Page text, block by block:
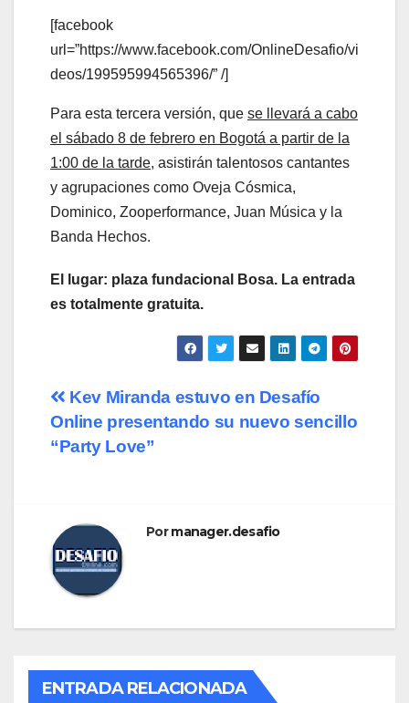
[facebook
url=”https://www.facebook.com/OnlineDesafio/vi
deos/199595994565396/” /]
Para esta tercera versión, que se llevará a cabo
el sábado 8 de febrero en Bogotá a partir de la
1:00 de la tarde, asistirán talentosos cantantes
y agrupaciones como Oveja Cósmica,
Dominico, Zooperformance, Juan Música y la
Banda Hechos.
El lugar: plaza fundacional Bosa. La entrada
es totalmente gratuita.
Navegación
de
Kev Miranda estuvo en Desafío
Online presentando su nuevo sencillo
“Party Love”
Pormanager.desafio
ENTRADA RELACIONADA